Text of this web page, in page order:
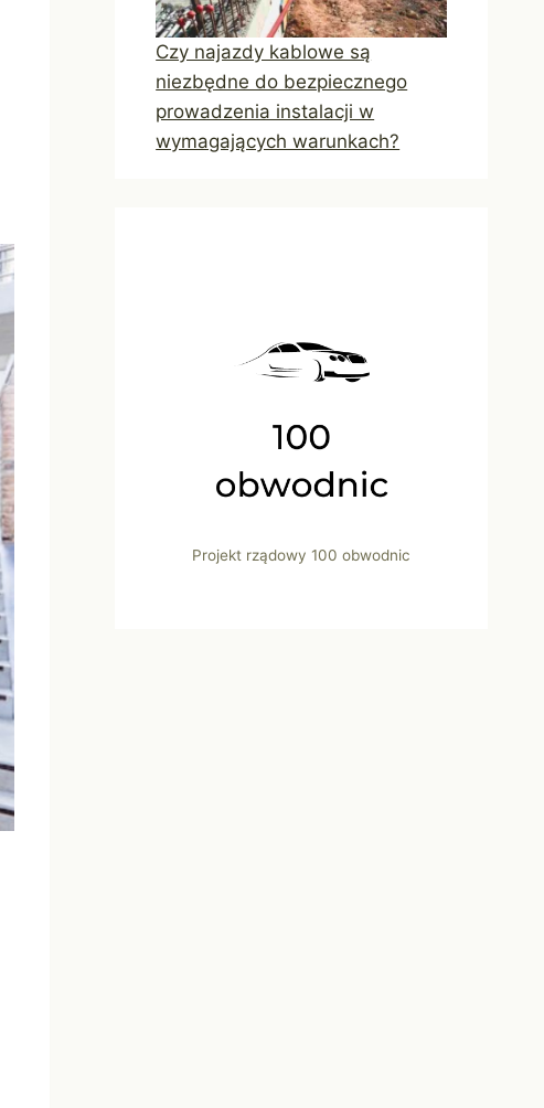
Czy najazdy kablowe są
niezbędne do bezpiecznego
prowadzenia instalacji w
wymagających warunkach?
Projekt rządowy 100 obwodnic